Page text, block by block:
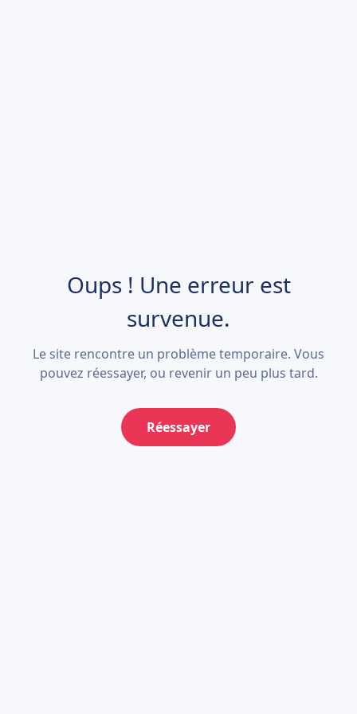
Oups ! Une erreur est
survenue.
Le site rencontre un problème temporaire. Vous
pouvez réessayer, ou revenir un peu plus tard.
Réessayer